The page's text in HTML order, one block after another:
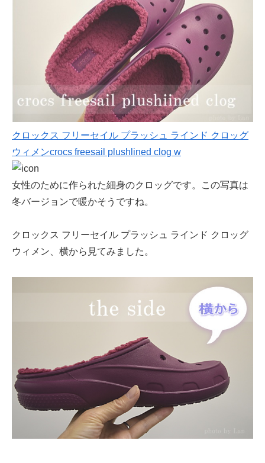
クロックス フリーセイル プラッシュ ラインド クロッグ
ウィメンcrocs freesail plushlined clog w
女性のために作られた細身のクロッグです。この写真は
冬バージョンで暖かそうですね。
クロックス フリーセイル プラッシュ ラインド クロッグ
ウィメン、横から見てみました。